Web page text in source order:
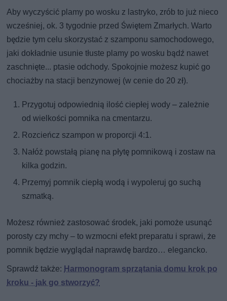
Aby wyczyścić plamy po wosku z lastryko, zrób to już nieco
wcześniej, ok. 3 tygodnie przed Świętem Zmarłych. Warto
będzie tym celu skorzystać z szamponu samochodowego,
jaki dokładnie usunie tłuste plamy po wosku bądź nawet
zaschnięte... ptasie odchody. Spokojnie możesz kupić go
chociażby na stacji benzynowej (w cenie do 20 zł).
Przygotuj odpowiednią ilość ciepłej wody – zależnie
od wielkości pomnika na cmentarzu.
Rozcieńcz szampon w proporcji 4:1.
Nałóż powstałą pianę na płytę pomnikową i zostaw na
kilka godzin.
Przemyj pomnik ciepłą wodą i wypoleruj go suchą
szmatką.
Możesz również zastosować środek, jaki pomoże usunąć
porosty czy mchy – to wzmocni efekt preparatu i sprawi, że
pomnik będzie wyglądał naprawdę bardzo… elegancko.
Sprawdź także: Harmonogram sprzątania domu krok po
kroku - jak go stworzyć?